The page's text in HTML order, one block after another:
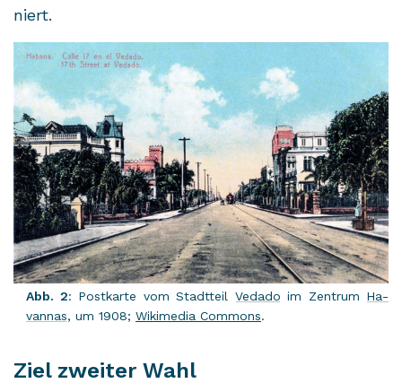
niert.
Abb. 2: Post­kar­te vom Stadt­teil Ve­da­do im Zen­trum Ha­
van­nas, um 1908; Wi­ki­me­dia Com­mons.
Ziel zweiter Wahl